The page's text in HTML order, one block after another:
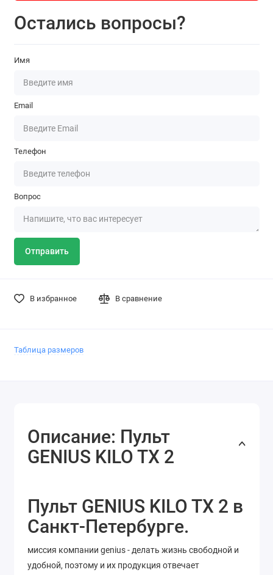
Остались вопросы?
Имя
Email
Телефон
Вопрос
Отправить
В избранное В сравнение
Таблица размеров
Описание: Пульт
GENIUS KILO TX 2
Пульт GENIUS KILO TX 2 в
Санкт-Петербурге.
миссия компании genius - делать жизнь свободной и
удобной, поэтому и их продукция отвечает